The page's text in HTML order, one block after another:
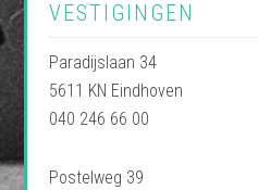
VESTIGINGEN
Paradijslaan 34
5611 KN Eindhoven
040 246 66 00
Postelweg 39